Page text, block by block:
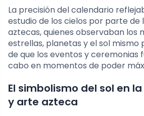
La precisión del calendario
estudio de los cielos por parte de
aztecas, quienes observaban los
estrellas, planetas y el sol mismo
de que los eventos y ceremonias
cabo en momentos de poder
El simbolismo del sol en
y arte azteca